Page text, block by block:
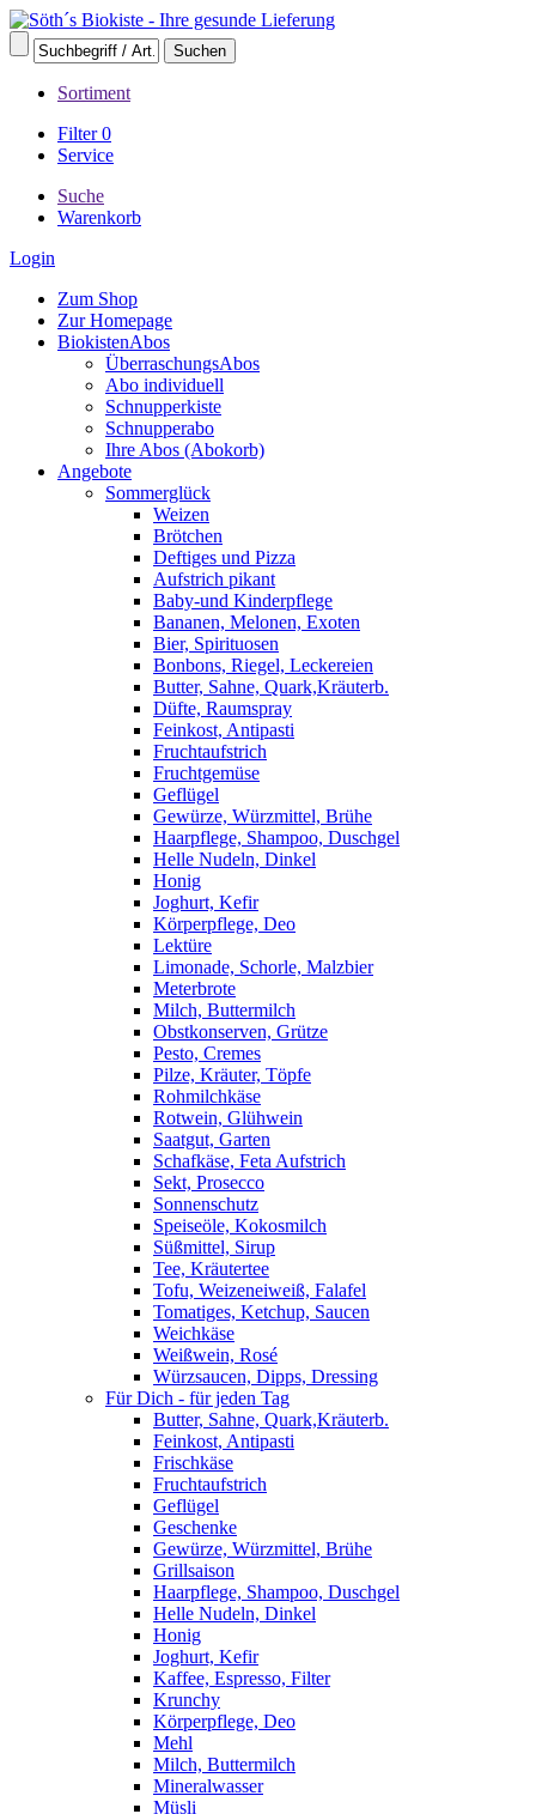
Sortiment
Filter0
Service
Suche
Warenkorb
Login
Zum Shop
Zur Homepage
BiokistenAbos
ÜberraschungsAbos
Abo individuell
Schnupperkiste
Schnupperabo
Ihre Abos (Abokorb)
Angebote
Sommerglück
Weizen
Brötchen
Deftiges und Pizza
Aufstrich pikant
Baby-und Kinderpflege
Bananen, Melonen, Exoten
Bier, Spirituosen
Bonbons, Riegel, Leckereien
Butter, Sahne, Quark,Kräuterb.
Düfte, Raumspray
Feinkost, Antipasti
Fruchtaufstrich
Fruchtgemüse
Geflügel
Gewürze, Würzmittel, Brühe
Haarpflege, Shampoo, Duschgel
Helle Nudeln, Dinkel
Honig
Joghurt, Kefir
Körperpflege, Deo
Lektüre
Limonade, Schorle, Malzbier
Meterbrote
Milch, Buttermilch
Obstkonserven, Grütze
Pesto, Cremes
Pilze, Kräuter, Töpfe
Rohmilchkäse
Rotwein, Glühwein
Saatgut, Garten
Schafkäse, Feta Aufstrich
Sekt, Prosecco
Sonnenschutz
Speiseöle, Kokosmilch
Süßmittel, Sirup
Tee, Kräutertee
Tofu, Weizeneiweiß, Falafel
Tomatiges, Ketchup, Saucen
Weichkäse
Weißwein, Rosé
Würzsaucen, Dipps, Dressing
Für Dich - für jeden Tag
Butter, Sahne, Quark,Kräuterb.
Feinkost, Antipasti
Frischkäse
Fruchtaufstrich
Geflügel
Geschenke
Gewürze, Würzmittel, Brühe
Grillsaison
Haarpflege, Shampoo, Duschgel
Helle Nudeln, Dinkel
Honig
Joghurt, Kefir
Kaffee, Espresso, Filter
Krunchy
Körperpflege, Deo
Mehl
Milch, Buttermilch
Mineralwasser
Müsli